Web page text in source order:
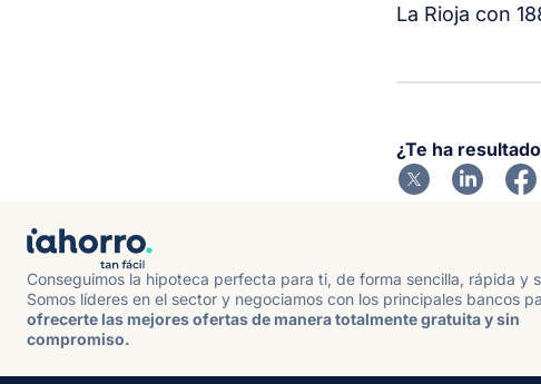
La Rioja con
¿Te ha
Conseguimos la hipoteca perfecta para ti, de forma sencilla, rápida y
Somos líderes en el sector y negociamos con los principales bancos
ofrecerte las mejores ofertas de manera totalmente gratuita y sin
compromiso.